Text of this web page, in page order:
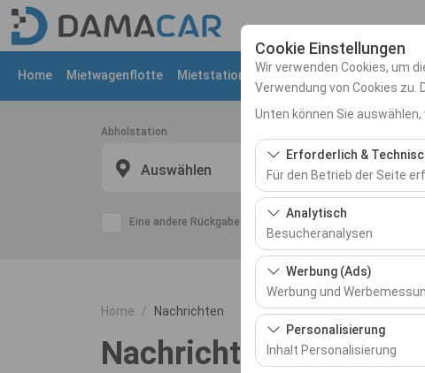
Cookie Einstellungen
Wir verwenden Cookies, um
Verwendung von Cookies
Unten können Sie
Erforderlich &
Für den Betrieb der Seite
Diese Cookies sind für das
und grundlegende
Analytisch
Besucheranalysen
Diese Cookies
meistbesuchte Seiten,
messen und die
Werbung (Ads)
Werbung und
Diese Cookies
und die Wirksamkeit
Personalisierung
Inhalt Personalisierung
Home Mietwagenflotte Mietstationen Nachrichten Uber Uns
Abholstation
Auswählen
Eine andere Rückgabestation auswählen
Home Nachrichten
Nachrichten